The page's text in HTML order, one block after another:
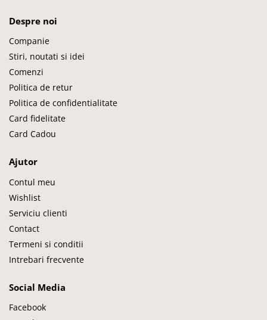
Despre noi
Companie
Stiri, noutati si idei
Comenzi
Politica de retur
Politica de confidentialitate
Card fidelitate
Card Cadou
Ajutor
Contul meu
Wishlist
Serviciu clienti
Contact
Termeni si conditii
Intrebari frecvente
Social Media
Facebook